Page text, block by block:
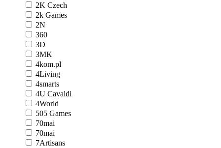
2K Czech
2k Games
2N
360
3D
3MK
4kom.pl
4Living
4smarts
4U Cavaldi
4World
505 Games
70mai
70mai
7Artisans